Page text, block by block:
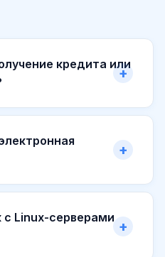
кредита или
Linux-серверами